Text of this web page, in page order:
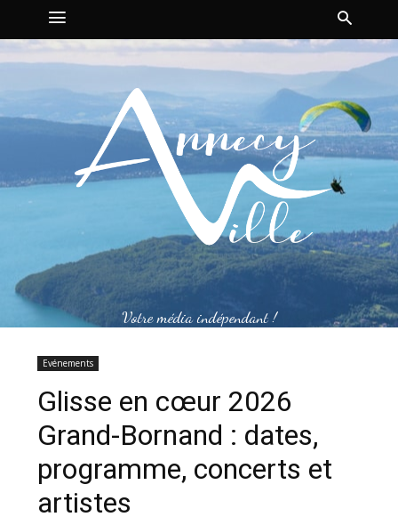
Votre média indépendant !
Evénements
Glisse en cœur 2026
Grand-Bornand : dates,
programme, concerts et
artistes